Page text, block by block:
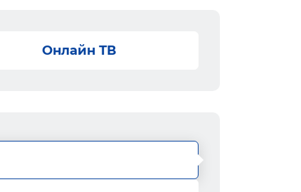
Онлайн ТВ